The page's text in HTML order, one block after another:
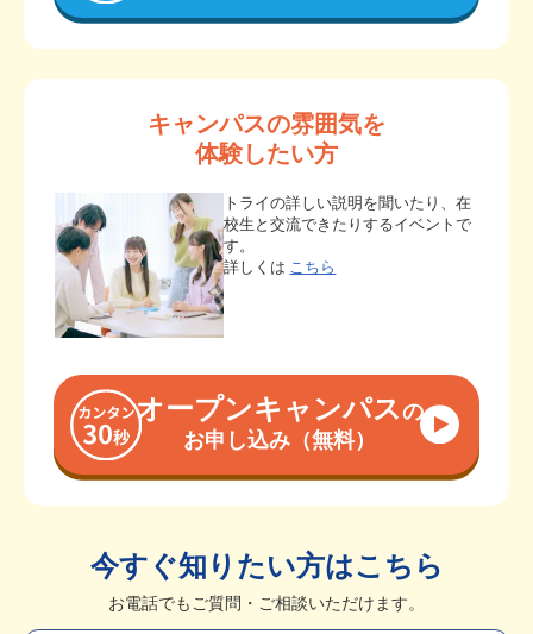
キャンパスの雰囲気を
体験したい方
トライの詳しい説明を聞いたり、在
校生と交流できたりするイベントで
す。
詳しくは こちら
オープンキャンパスの
お申し込み（無料）
今すぐ知りたい方はこちら
お電話でもご質問・ご相談いただけます。